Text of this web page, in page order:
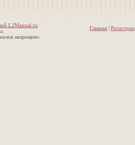
L2Manual.ru
запрещено.
Главная |